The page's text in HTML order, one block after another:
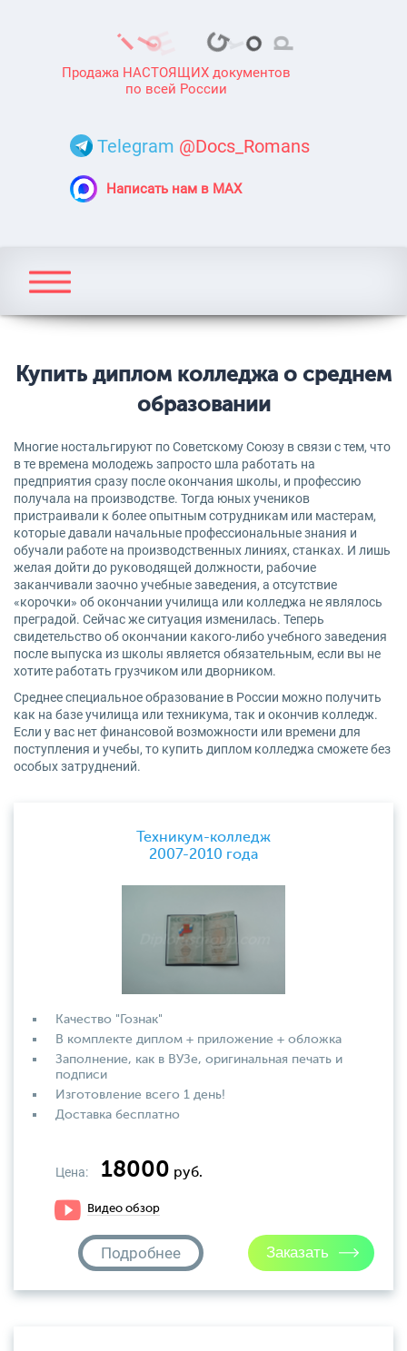
Продажа НАСТОЯЩИХ документов
по всей России
Telegram @Docs_Romans
Написать нам в MAX
Купить диплом колледжа о среднем
образовании
Многие ностальгируют по Советскому Союзу в связи с тем, что
в те времена молодежь запросто шла работать на
предприятия сразу после окончания школы, и профессию
получала на производстве. Тогда юных учеников
пристраивали к более опытным сотрудникам или мастерам,
которые давали начальные профессиональные знания и
обучали работе на производственных линиях, станках. И лишь
желая дойти до руководящей должности, рабочие
заканчивали заочно учебные заведения, а отсутствие
«корочки» об окончании училища или колледжа не являлось
преградой. Сейчас же ситуация изменилась. Теперь
свидетельство об окончании какого-либо учебного заведения
после выпуска из школы является обязательным, если вы не
хотите работать грузчиком или дворником.
Среднее специальное образование в России можно получить
как на базе училища или техникума, так и окончив колледж.
Если у вас нет финансовой возможности или времени для
поступления и учебы, то купить диплом колледжа сможете без
особых затруднений.
Техникум-колледж
2007-2010 года
Качество "Гознак"
В комплекте диплом + приложение + обложка
Заполнение, как в ВУЗе, оригинальная печать и
подписи
Изготовление всего 1 день!
Доставка бесплатно
Цена: 18000 руб.
Видео обзор
Подробнее